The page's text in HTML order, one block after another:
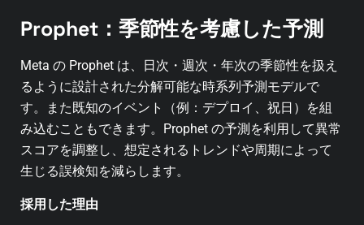
Prophet：季節性を考慮した予測
Meta の Prophet は、日次・週次・年次の季節性を扱え
るように設計された分解可能な時系列予測モデルで
す。また既知のイベント（例：デプロイ、祝日）を組
み込むこともできます。Prophet の予測を利用して異常
スコアを調整し、想定されるトレンドや周期によって
生じる誤検知を減らします。
採用した理由